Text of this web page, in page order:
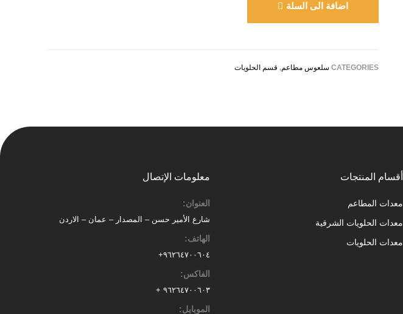
اضافة الى السلة
CATEGORIES سلعوس مطاعم, قسم الحلويات
أقسام المنتجات
معدات المطاعم
معدات الحلويات الشرقية
معدات الحلويات
معلومات الإتصال
العنوان:
شارع الأمير حسن – المصدار – عمان – الاردن
الهاتف:
٩٦٢٦٤٧٠٠٦٠٤+
الفاكس:
٩٦٢٦٤٧٠٠٦٠٣ +
الموبايل: